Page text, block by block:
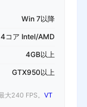
Win 7以降
4コア Intel/AMD
4GB以上
GTX950以上
240 FPS。 VT